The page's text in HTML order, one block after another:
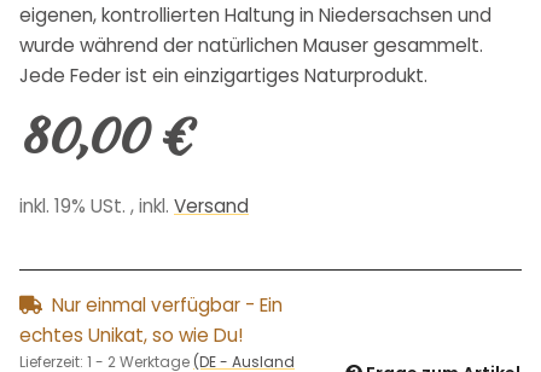
eigenen, kontrollierten Haltung in Niedersachsen und
wurde während der natürlichen Mauser gesammelt.
Jede Feder ist ein einzigartiges Naturprodukt.
80,00 €
inkl. 19% USt. , inkl. Versand
Nur einmal verfügbar - Ein
echtes Unikat, so wie Du!
Lieferzeit: 1 - 2 Werktage (DE - Ausland